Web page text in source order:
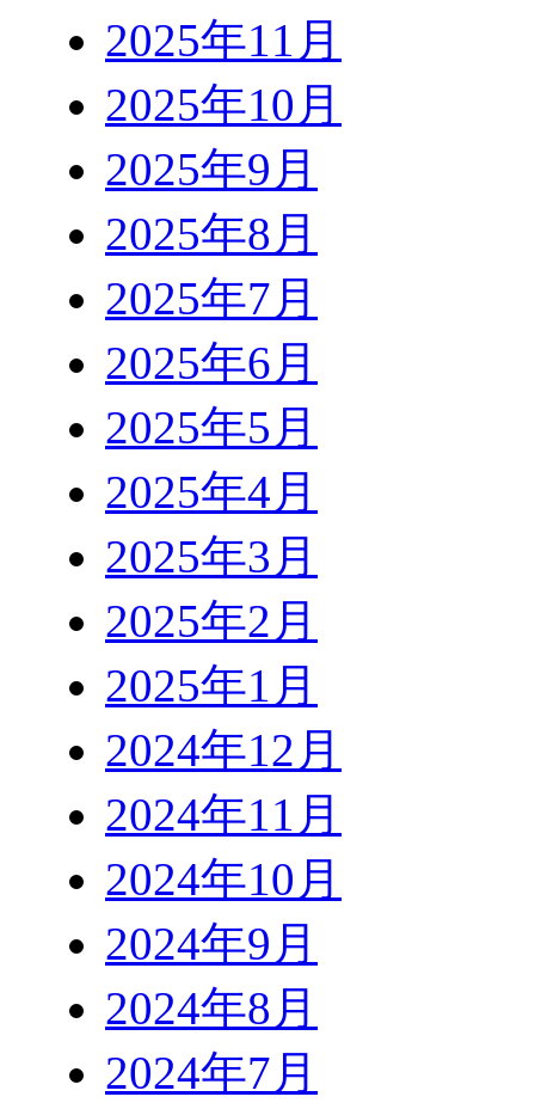
2025年11月
2025年10月
2025年9月
2025年8月
2025年7月
2025年6月
2025年5月
2025年4月
2025年3月
2025年2月
2025年1月
2024年12月
2024年11月
2024年10月
2024年9月
2024年8月
2024年7月